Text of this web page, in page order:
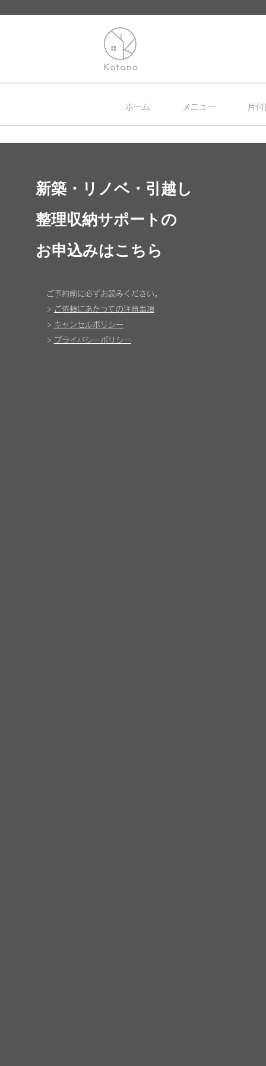
ホーム メニュー 片
新築・リノベ・引越し
整理収納サポートの
お申込みはこちら
​ご予約前に必ずお読みください。
> ご依頼にあたっての注意事項
> キャンセルポリシー
> プライバシーポリシー